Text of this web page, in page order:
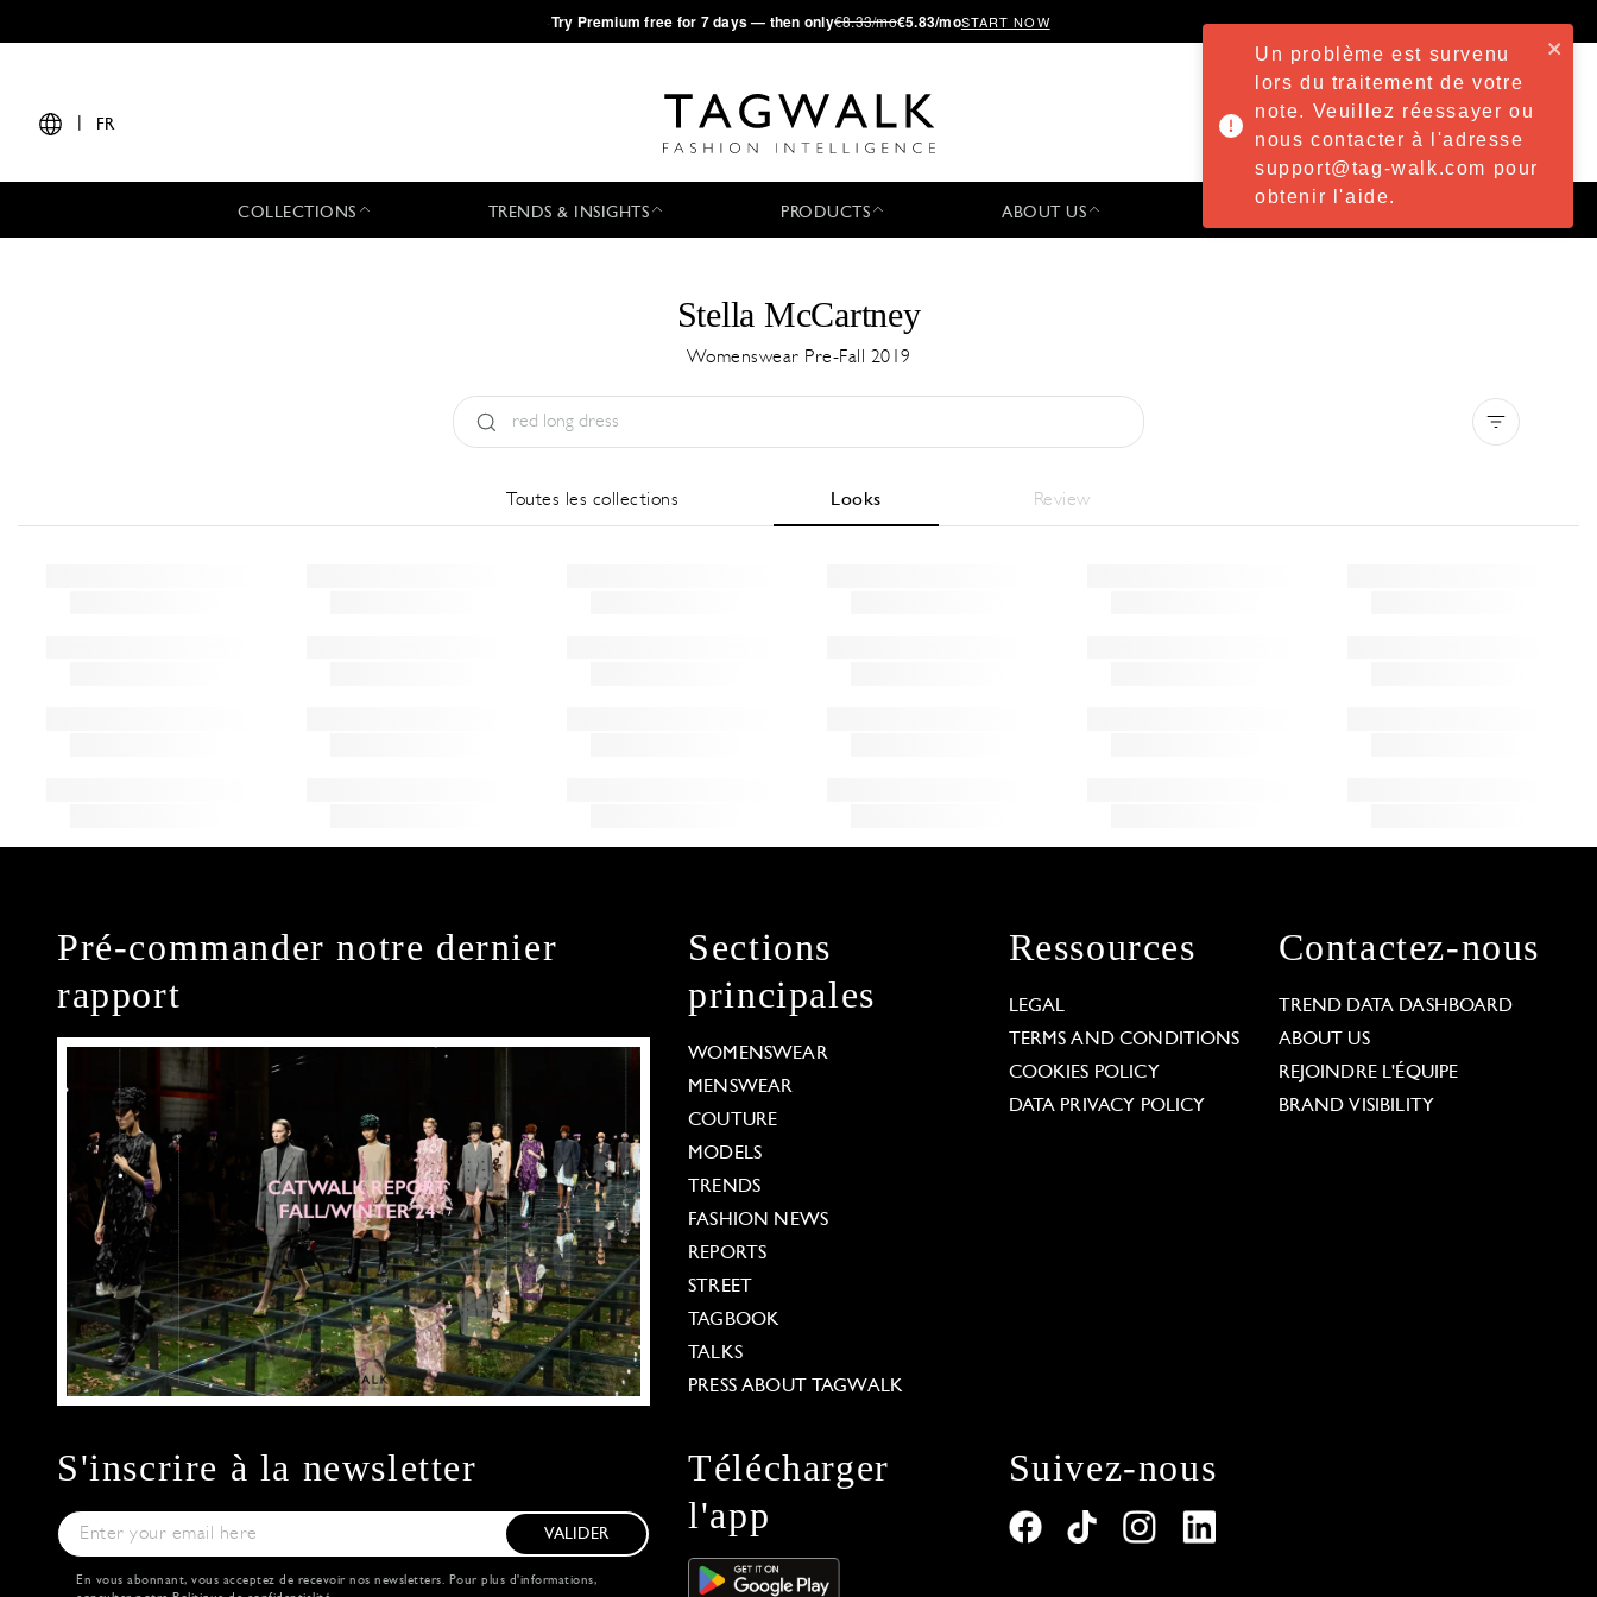
·Try Premium free for 7 days — then only€8.33/mo€5.83/moSTART NOW
FR
COLLECTIONS TRENDS & INSIGHTS PRODUCTS ABOUT US
Stella McCartney
Womenswear Pre-Fall 2019
Toutes les collections Looks Review
Pré-commander notre dernier
rapport
Sections
principales
WOMENSWEAR
MENSWEAR
COUTURE
MODELS
TRENDS
FASHION NEWS
REPORTS
STREET
TAGBOOK
TALKS
PRESS ABOUT TAGWALK
Ressources
LEGAL
TERMS AND CONDITIONS
COOKIES POLICY
DATA PRIVACY POLICY
Contactez-nous
TREND DATA DASHBOARD
ABOUT US
REJOINDRE L'ÉQUIPE
BRAND VISIBILITY
S'inscrire à la newsletter
VALIDER
En vous abonnant, vous acceptez de recevoir nos newsletters. Pour plus d'informations,
Télécharger
l'app
Suivez-nous
Un problème est survenu
lors du traitement de votre
note. Veuillez réessayer ou
nous contacter à l'adresse
support@tag-walk.com pour
obtenir l'aide.